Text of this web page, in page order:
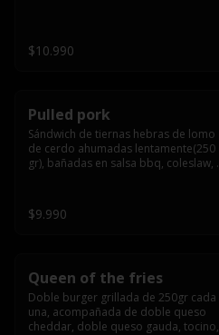
$10.990
Pulled pork
Sándwich de tiernas hebras de lomo
de cerdo ahumadas lentamente(250
gr), bañadas en salsa bbq, coleslaw,
$9.990
Queen of the fries
Doble burger grillada de 250gr cada
una, acompañada de doble queso
cheddar, doble queso gauda, tocino,